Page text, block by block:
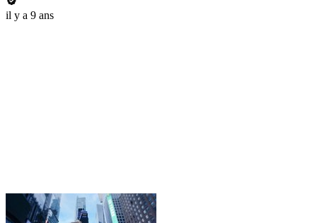
il y a 9 ans